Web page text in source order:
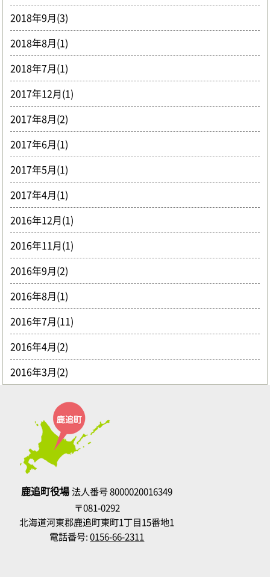
2018年9月(3)
2018年8月(1)
2018年7月(1)
2017年12月(1)
2017年8月(2)
2017年6月(1)
2017年5月(1)
2017年4月(1)
2016年12月(1)
2016年11月(1)
2016年9月(2)
2016年8月(1)
2016年7月(11)
2016年4月(2)
2016年3月(2)
鹿追町役場法人番号 8000020016349
〒081-0292
北海道河東郡鹿追町東町1丁目15番地1
電話番号:0156-66-2311